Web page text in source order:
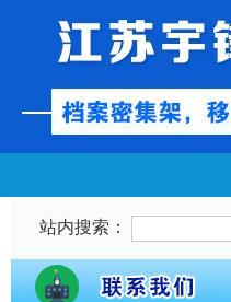
站内搜索：